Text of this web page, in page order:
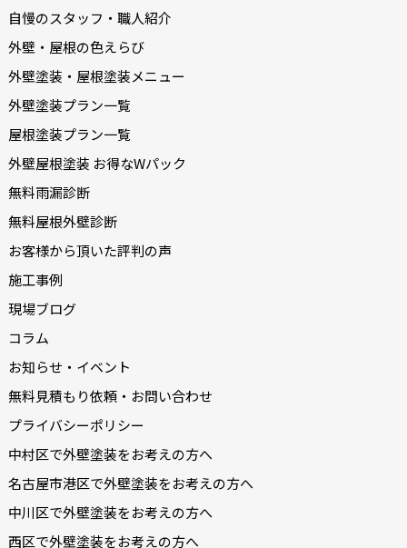
自慢のスタッフ・職人紹介
外壁・屋根の色えらび
外壁塗装・屋根塗装メニュー
外壁塗装プラン一覧
屋根塗装プラン一覧
外壁屋根塗装 お得なWパック
無料雨漏診断
無料屋根外壁診断
お客様から頂いた評判の声
施工事例
現場ブログ
コラム
お知らせ・イベント
無料見積もり依頼・お問い合わせ
プライバシーポリシー
中村区で外壁塗装をお考えの方へ
名古屋市港区で外壁塗装をお考えの方へ
中川区で外壁塗装をお考えの方へ
西区で外壁塗装をお考えの方へ